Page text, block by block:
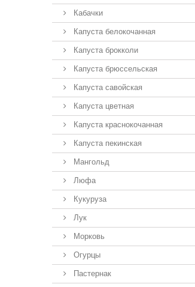
Кабачки
Капуста белокочанная
Капуста брокколи
Капуста брюссельская
Капуста савойская
Капуста цветная
Капуста краснокочанная
Капуста пекинская
Мангольд
Люфа
Кукуруза
Лук
Морковь
Огурцы
Пастернак